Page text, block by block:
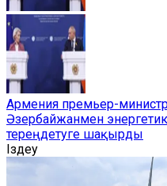
Армения премьер-
Әзербайжанмен
тереңдетуге шақырды
Іздеу